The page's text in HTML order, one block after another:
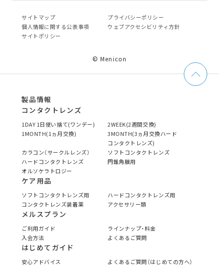
サイトマップ
プライバシーポリシー
個⼈情報に関する公表事項
ウェブアクセシビリティ方針
サイトポリシー
© Menicon
製品情報
コンタクトレンズ
1DAY 1日使い捨て(ワンデー)
2WEEK(2週間交換)
1MONTH(1ヵ月交換)
3MONTH(3ヵ月交換ハード
コンタクトレンズ)
カラコン（サークルレンズ）
ソフトコンタクトレンズ
ハードコンタクトレンズ
円錐角膜用
オルソケラトロジー
ケア用品
ソフトコンタクトレンズ用
ハードコンタクトレンズ用
コンタクトレンズ装着薬
アクセサリー類
メルスプラン
ご利用ガイド
ラインナップ・料金
入会方法
よくあるご質問
はじめてガイド
安心アドバイス
よくあるご質問（はじめての方へ）